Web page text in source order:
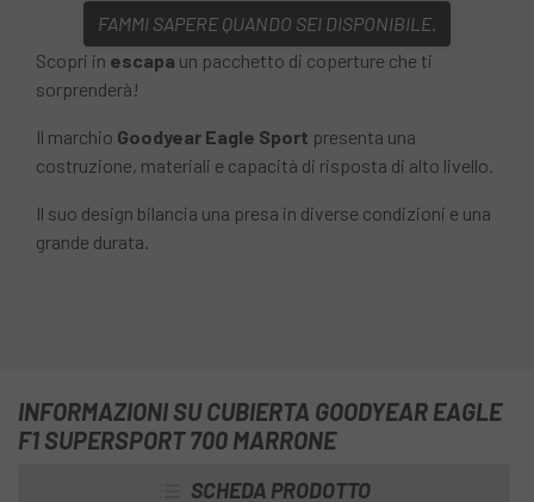
FAMMI SAPERE QUANDO SEI DISPONIBILE.
Scopri in escapa un pacchetto di coperture che ti
sorprenderà!
Il marchio Goodyear Eagle Sport presenta una
costruzione, materiali e capacità di risposta di alto livello.
Il suo design bilancia una presa in diverse condizioni e una
grande durata.
INFORMAZIONI SU CUBIERTA GOODYEAR EAGLE
F1 SUPERSPORT 700 MARRONE
SCHEDA PRODOTTO